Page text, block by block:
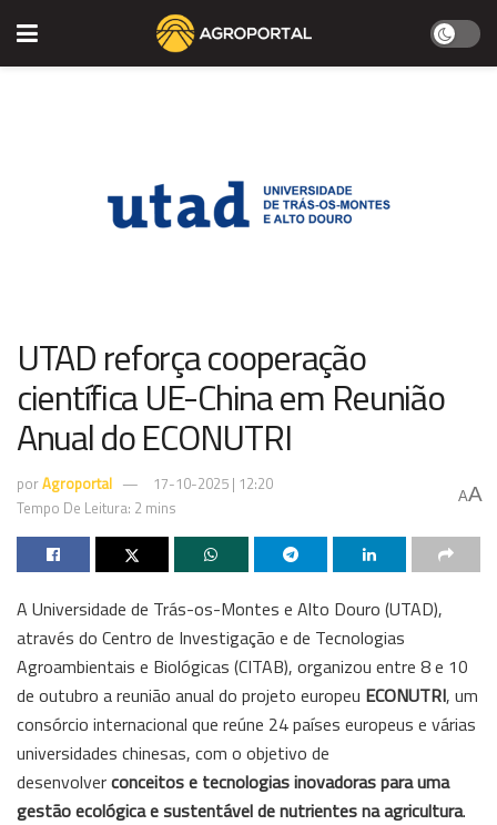
UTAD reforça cooperação
científica UE-China em Reunião
Anual do ECONUTRI
porAgroportal
17-10-2025 | 12:20
Tempo De Leitura: 2 mins
AA
A Universidade de Trás-os-Montes e Alto Douro (UTAD),
através do Centro de Investigação e de Tecnologias
Agroambientais e Biológicas (CITAB), organizou entre 8 e 10
de outubro a reunião anual do projeto europeu ECONUTRI, um
consórcio internacional que reúne 24 países europeus e várias
universidades chinesas, com o objetivo de
desenvolverconceitos e tecnologias inovadoras para uma
gestão ecológica e sustentável de nutrientes na agricultura.